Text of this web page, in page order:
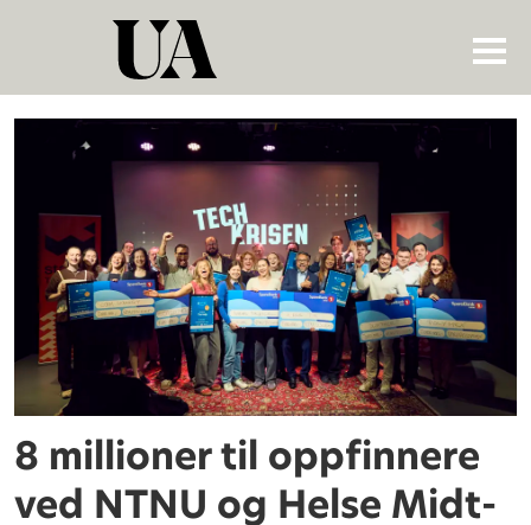
Tag:
toril
hernes
8 millioner til oppfinnere
ved NTNU og Helse Midt-